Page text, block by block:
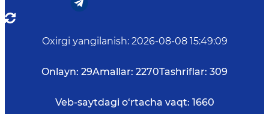
Oxirgi yangilanish: 2026-08-08 15:49:09
Onlayn: 29Amallar: 2270Tashriflar: 309
Veb-saytdagi o‘rtacha vaqt: 1660